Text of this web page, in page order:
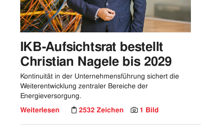
IKB-Aufsichtsrat bestellt
Christian Nagele bis 2029
Kontinuität in der Unternehmensführung sichert die
Weiterentwicklung zentraler Bereiche der
Energieversorgung.
Weiterlesen
2532 Zeichen 1 Bild